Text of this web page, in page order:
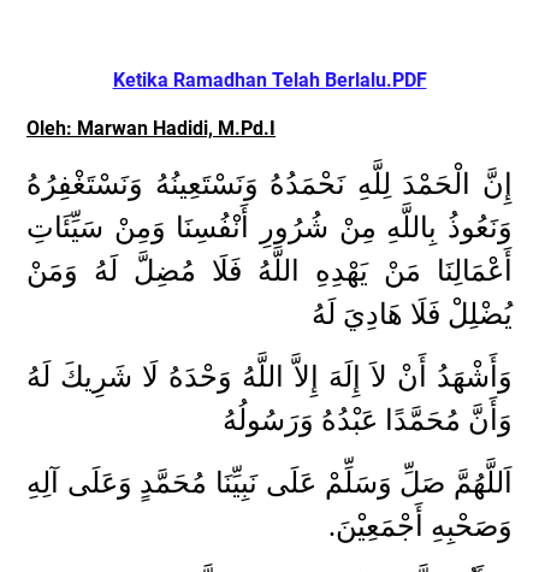
Ketika Ramadhan Telah Berlalu.PDF
Oleh: Marwan Hadidi, M.Pd.I
إِنَّ الْحَمْدَ لِلَّهِ نَحْمَدُهُ وَنَسْتَعِينُهُ وَنَسْتَغْفِرُهُ
وَنَعُوذُ بِاللَّهِ مِنْ شُرُورِ أَنْفُسِنَا وَمِنْ سَيِّئَاتِ
أَعْمَالِنَا مَنْ يَهْدِهِ اللَّهُ فَلَا مُضِلَّ لَهُ وَمَنْ
يُضْلِلْ فَلَا هَادِيَ لَهُ
وَأَشْهَدُ أَنْ لاَ إِلَهَ إِلاَّ اللَّهُ وَحْدَهُ لَا شَرِيكَ لَهُ
وَأَنَّ مُحَمَّدًا عَبْدُهُ وَرَسُولُهُ
اَللَّهُمَّ صَلِّ وَسَلِّمْ عَلَى نَبِيِّنَا مُحَمَّدٍ وَعَلَى آلِهِ
وَصَحْبِهِ أَجْمَعِيْنَ.